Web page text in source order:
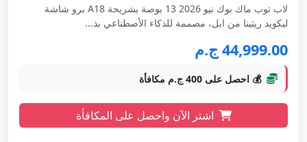
لاب توب ماك بوك نيو 2026 13 بوصة بشريحة A18 برو شاشة
ليكويد ريتينا من ابل، مصممة للذكاء الأصطناعي بذ...
44,999.00 ج.م
💰 احصل على 400 ج.م مكافأة
اشتر الآن واحصل على المكافأة